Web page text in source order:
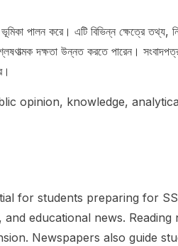
পালন করে। এটি বিভিন্ন ক্ষেত্রে তথ্য,
দক্ষতা উন্নত করতে পারেন।
opinion, knowledge,
for students preparing for
educational news.
Newspapers also guide